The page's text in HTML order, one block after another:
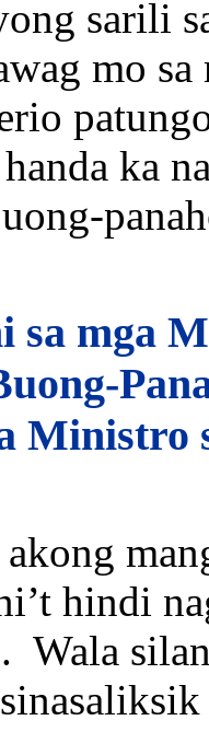
sarili
mo
ka
sa mga
Ministro
hindi
Wala